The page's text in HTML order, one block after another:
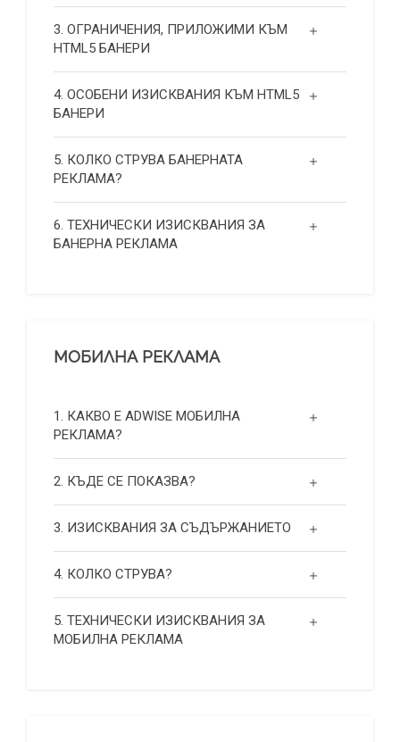
3. ОГРАНИЧЕНИЯ, ПРИЛОЖИМИ КЪМ
HTML5 БАНЕРИ
4. ОСОБЕНИ ИЗИСКВАНИЯ КЪМ HTML5
БАНЕРИ
5. КОЛКО СТРУВА БАНЕРНАТА
РЕКЛАМА?
6. ТЕХНИЧЕСКИ ИЗИСКВАНИЯ ЗА
БАНЕРНА РЕКЛАМА
МОБИЛНА РЕКЛАМА
1. КАКВО Е ADWISE МОБИЛНА
РЕКЛАМА?
2. КЪДЕ СЕ ПОКАЗВА?
3. ИЗИСКВАНИЯ ЗА СЪДЪРЖАНИЕТО
4. КОЛКО СТРУВА?
5. ТЕХНИЧЕСКИ ИЗИСКВАНИЯ ЗА
МОБИЛНА РЕКЛАМА